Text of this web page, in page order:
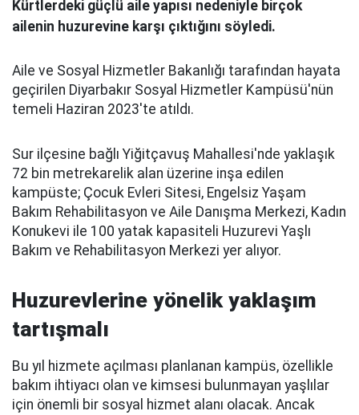
Kürtlerdeki güçlü aile yapısı nedeniyle birçok
ailenin huzurevine karşı çıktığını söyledi.
Aile ve Sosyal Hizmetler Bakanlığı tarafından hayata
geçirilen Diyarbakır Sosyal Hizmetler Kampüsü'nün
temeli Haziran 2023'te atıldı.
Sur ilçesine bağlı Yiğitçavuş Mahallesi'nde yaklaşık
72 bin metrekarelik alan üzerine inşa edilen
kampüste; Çocuk Evleri Sitesi, Engelsiz Yaşam
Bakım Rehabilitasyon ve Aile Danışma Merkezi, Kadın
Konukevi ile 100 yatak kapasiteli Huzurevi Yaşlı
Bakım ve Rehabilitasyon Merkezi yer alıyor.
Huzurevlerine yönelik yaklaşım
tartışmalı
Bu yıl hizmete açılması planlanan kampüs, özellikle
bakım ihtiyacı olan ve kimsesi bulunmayan yaşlılar
için önemli bir sosyal hizmet alanı olacak. Ancak